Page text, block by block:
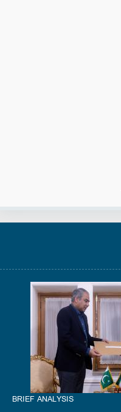
BRIEF ANALYSIS